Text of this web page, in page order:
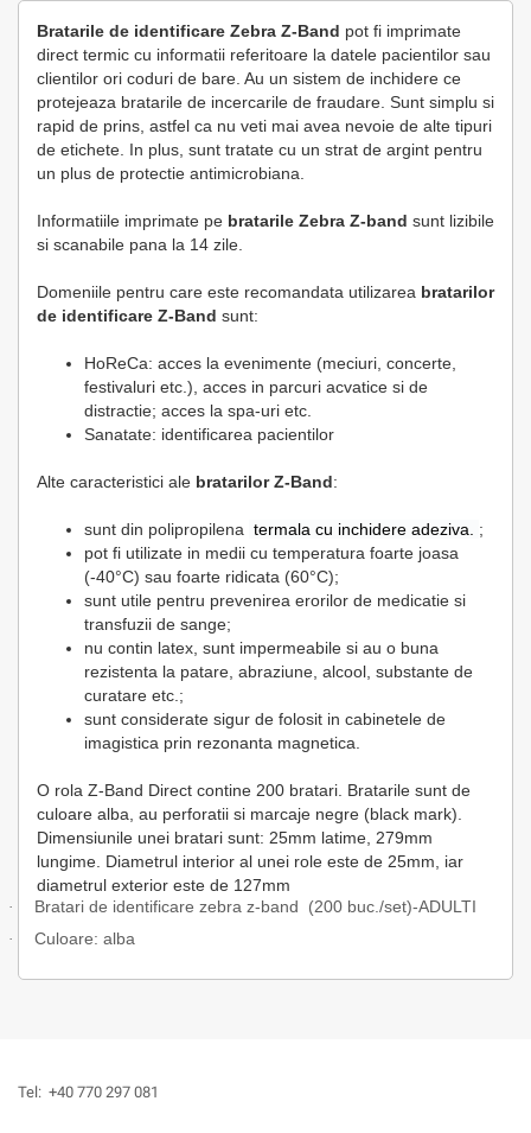
Bratarile de identificare Zebra Z-Band pot fi imprimate
direct termic cu informatii referitoare la datele pacientilor sau
clientilor ori coduri de bare. Au un sistem de inchidere ce
protejeaza bratarile de incercarile de fraudare. Sunt simplu si
rapid de prins, astfel ca nu veti mai avea nevoie de alte tipuri
de etichete. In plus, sunt tratate cu un strat de argint pentru
un plus de protectie antimicrobiana.
Informatiile imprimate pe bratarile Zebra Z-band sunt lizibile
si scanabile pana la 14 zile.
Domeniile pentru care este recomandata utilizarea bratarilor
de identificare Z-Band sunt:
HoReCa: acces la evenimente (meciuri, concerte,
festivaluri etc.), acces in parcuri acvatice si de
distractie; acces la spa-uri etc.
Sanatate: identificarea pacientilor
Alte caracteristici ale bratarilor Z-Band:
sunt din polipropilena termala cu inchidere adeziva. ;
pot fi utilizate in medii cu temperatura foarte joasa
(-40°C) sau foarte ridicata (60°C);
sunt utile pentru prevenirea erorilor de medicatie si
transfuzii de sange;
nu contin latex, sunt impermeabile si au o buna
rezistenta la patare, abraziune, alcool, substante de
curatare etc.;
sunt considerate sigur de folosit in cabinetele de
imagistica prin rezonanta magnetica.
O rola Z-Band Direct contine 200 bratari. Bratarile sunt de
culoare alba, au perforatii si marcaje negre (black mark).
Dimensiunile unei bratari sunt: 25mm latime, 279mm
lungime. Diametrul interior al unei role este de 25mm, iar
diametrul exterior este de 127mm
· Bratari de identificare zebra z-band (200 buc./set)-ADULTI
· Culoare: alba
Tel: +40 770 297 081